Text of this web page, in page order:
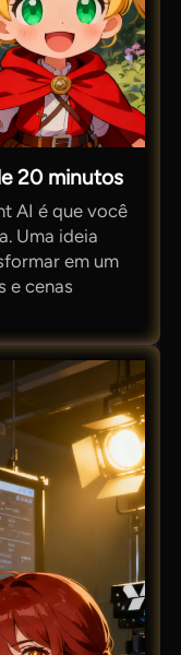
20 minutos
AI é que você
Uma ideia
em um
e cenas